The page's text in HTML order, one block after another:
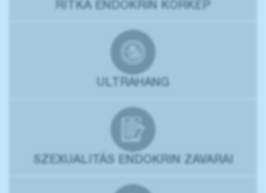
RITKA ENDOKRIN KÓRKÉP
ULTRAHANG
SZEXUALITÁS ENDOKRIN ZAVARAI